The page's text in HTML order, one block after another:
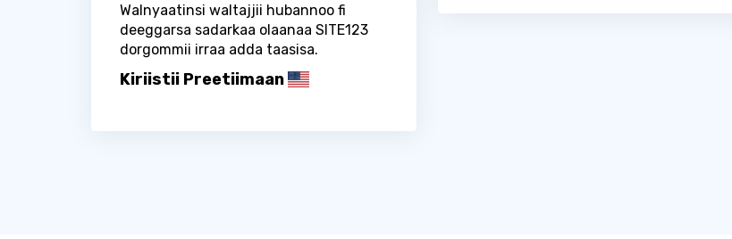
Walnyaatinsi waltajjii hubannoo fi
deeggarsa sadarkaa olaanaa SITE123
dorgommii irraa adda taasisa.
Kiriistii Preetiimaan